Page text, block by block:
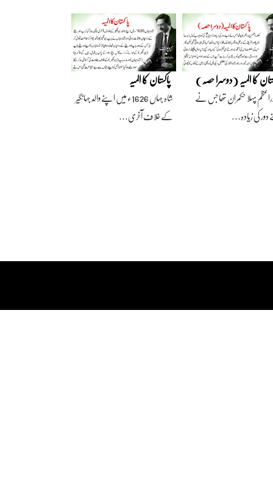
کا المیہ (دوسرا حصہ)
پہلا حکمران تھا جس نے
کی زیادہ…
پاکستان کا المیہ
شاہ جہاں 1626ء میں اپنے والد جہانگیر
کے خلاف آخری…